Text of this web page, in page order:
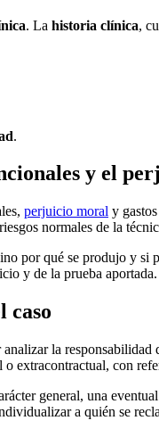
. La historia clínica,
.
y el
perjuicio moral y
normales de la
por qué se produjo y si
y de la prueba aportada.
caso
la
extracontractual, con
general, una
a quién se